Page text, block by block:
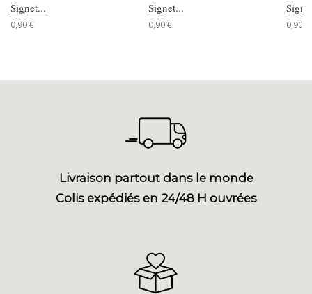
Signet...
0,90 €
Signet...
0,90 € 0,90 €
Livraison partout dans le monde
Colis expédiés en 24/48 H ouvrées